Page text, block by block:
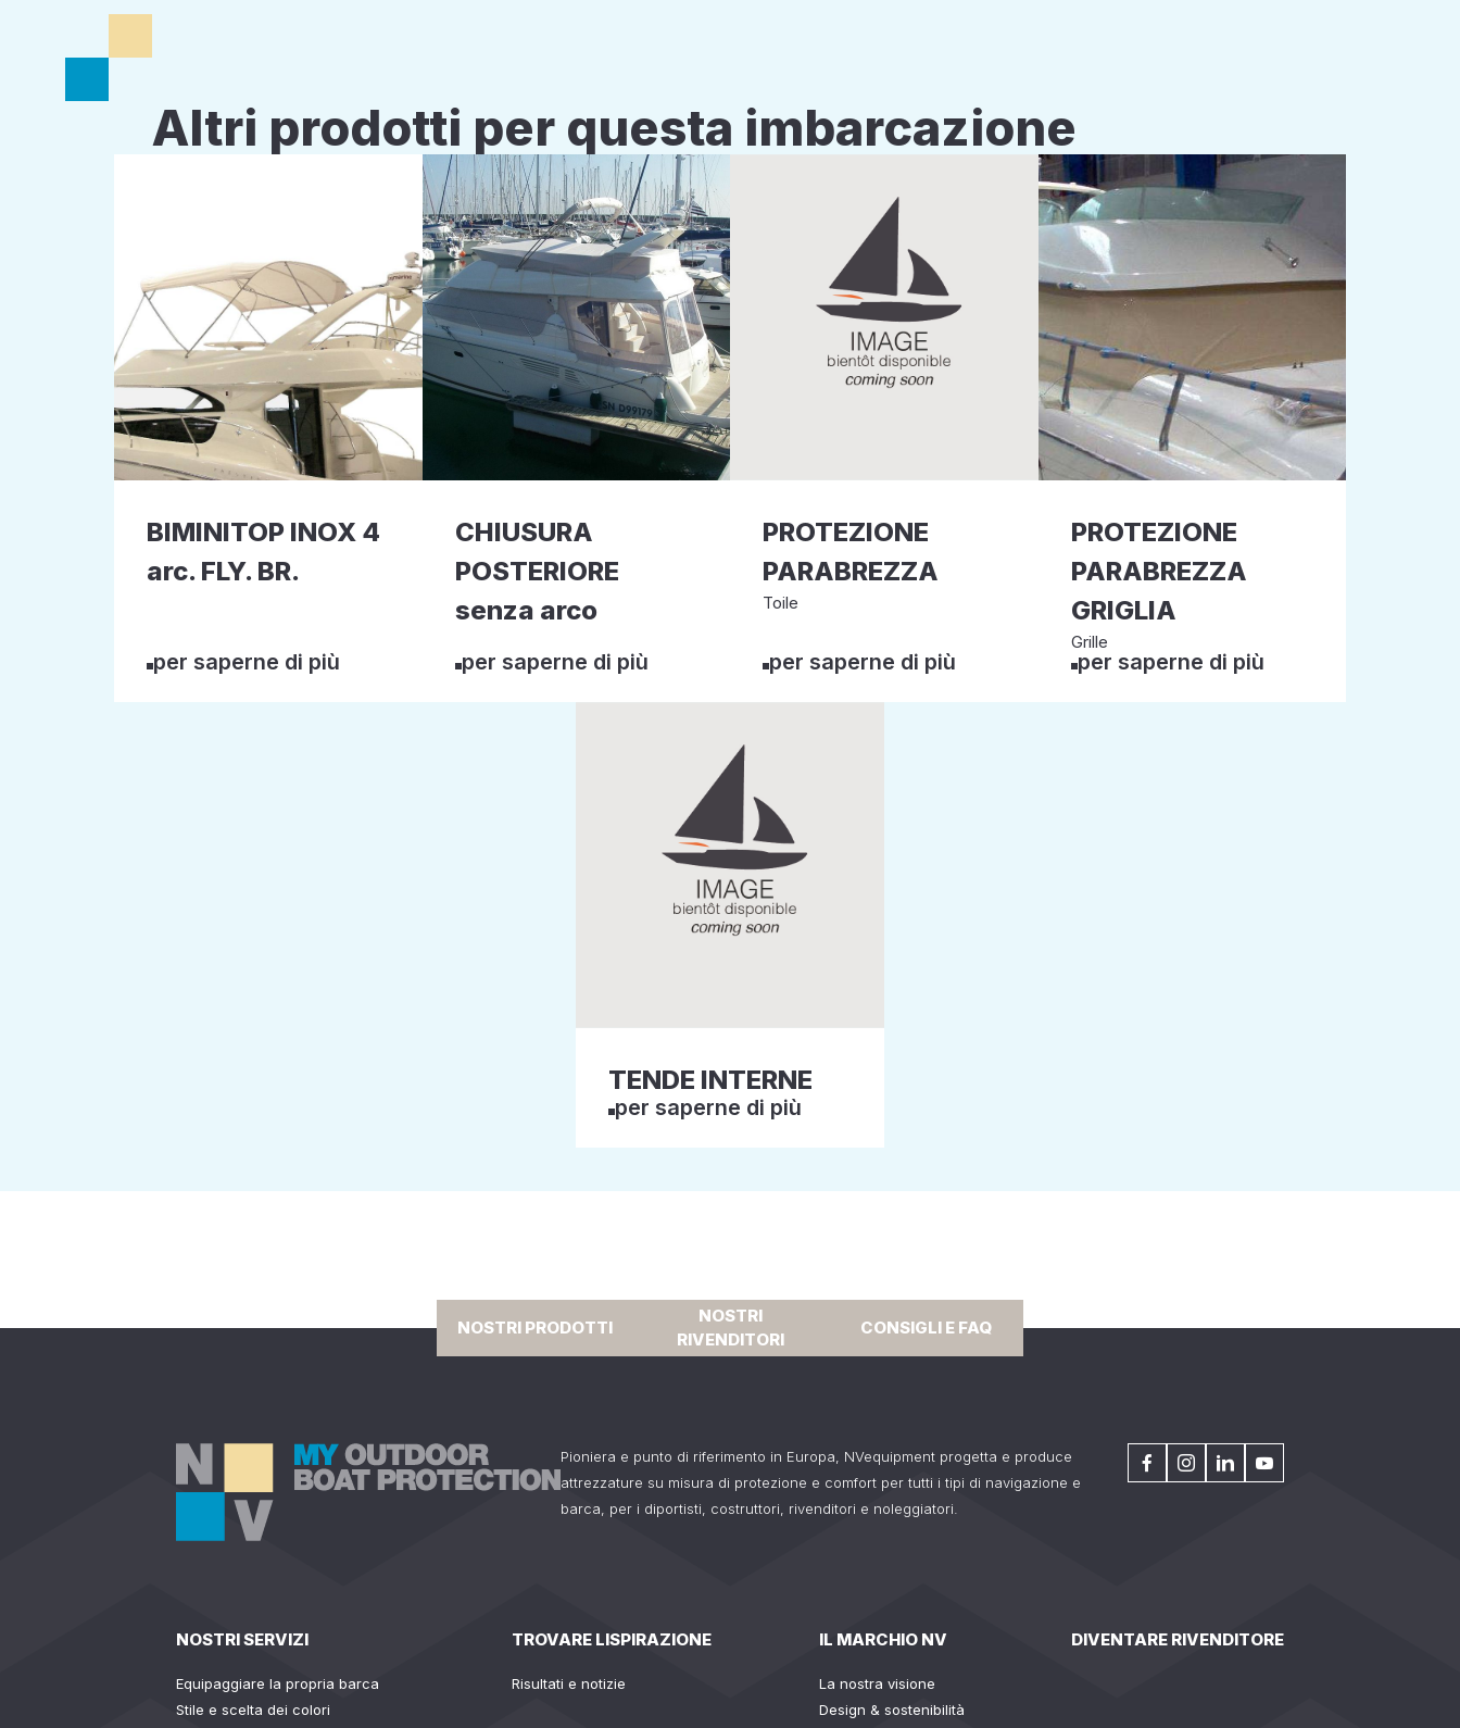
Altri prodotti per questa imbarcazione
BIMINITOP INOX 4
arc. FLY. BR.
per saperne di più
CHIUSURA
POSTERIORE
senza arco
per saperne di più
PROTEZIONE
PARABREZZA
Toile
per saperne di più
PROTEZIONE
PARABREZZA
GRIGLIA
Grille
per saperne di più
TENDE INTERNE
per saperne di più
NOSTRI PRODOTTI
NOSTRI
RIVENDITORI
CONSIGLI E FAQ
Pioniera e punto di riferimento in Europa, NVequipment progetta e produce
attrezzature su misura di protezione e comfort per tutti i tipi di navigazione e
barca, per i diportisti, costruttori, rivenditori e noleggiatori.
NOSTRI SERVIZI
Equipaggiare la propria barca
Stile e scelta dei colori
TROVARE LISPIRAZIONE
Risultati e notizie
IL MARCHIO NV
La nostra visione
Design & sostenibilità
DIVENTARE RIVENDITORE